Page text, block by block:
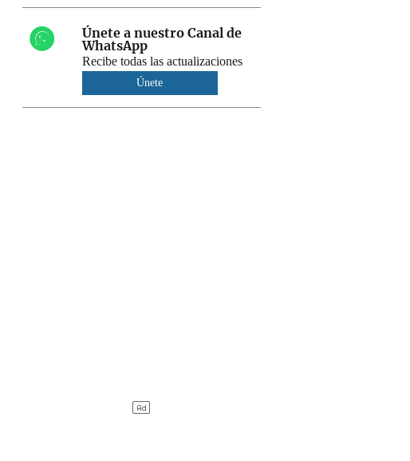
Únete a nuestro Canal de
WhatsApp
Recibe todas las actualizaciones
Únete